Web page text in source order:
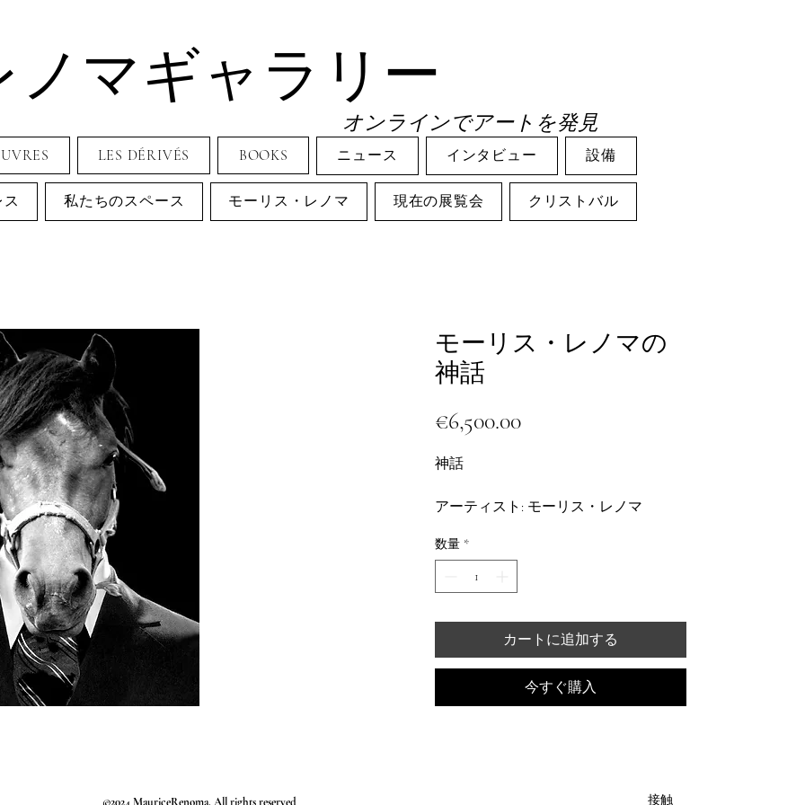
ノマギャラリー
オンラインでアートを発見
LES DÉRIVÉS BOOKS ニュース インタビュー 設備
私たちのスペース モーリス・レノマ 現在の展覧会 クリストバル
モーリス・レノマの
神話
€6,500.00価
神話
アーティスト: モーリス・レノマ
技術: 写真撮影
ガラスの下の木製フレーム
寸法（フレーム含む）：高さ83cm 幅
63cm
数量 *
カートに追加する
今すぐ購入
接触